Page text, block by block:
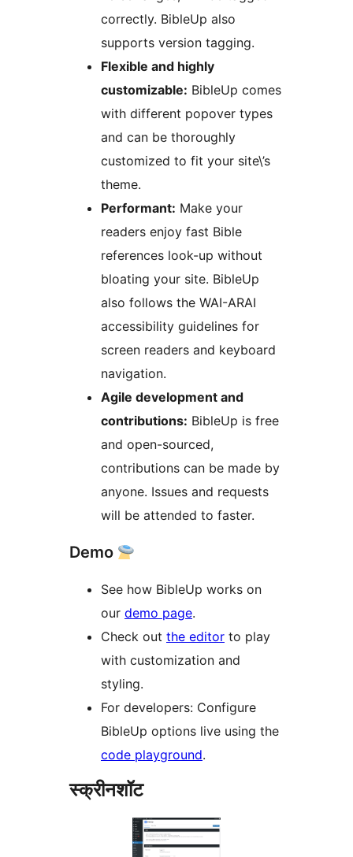
correctly. BibleUp also
supports version tagging.
Flexible and highly
customizable: BibleUp comes
with different popover types
and can be thoroughly
customized to fit your site\’s
theme.
Performant: Make your
readers enjoy fast Bible
references look-up without
bloating your site. BibleUp
also follows the WAI-ARAI
accessibility guidelines for
screen readers and keyboard
navigation.
Agile development and
contributions: BibleUp is free
and open-sourced,
contributions can be made by
anyone. Issues and requests
will be attended to faster.
Demo
See how BibleUp works on
our demo page.
Check out the editor to play
with customization and
styling.
For developers: Configure
BibleUp options live using the
code playground.
स्क्रीनशॉट